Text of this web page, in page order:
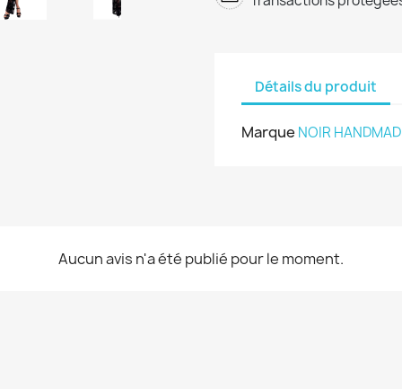
Détails du produit
Marque NOIR
Aucun avis n'a été publié pour le moment.